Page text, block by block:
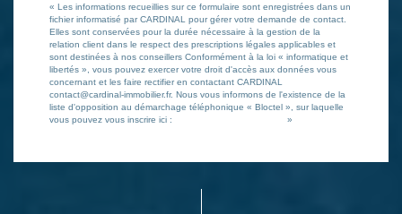
« Les informations recueillies sur ce formulaire sont enregistrées dans un
fichier informatisé par CARDINAL pour gérer votre demande de contact.
Elles sont conservées pour la durée nécessaire à la gestion de la
relation client dans le respect des prescriptions légales applicables et
sont destinées à nos conseillers Conformément à la loi « informatique et
libertés », vous pouvez exercer votre droit d'accès aux données vous
concernant et les faire rectifier en contactant CARDINAL
contact@cardinal-immobilier.fr. Nous vous informons de l'existence de la
liste d'opposition au démarchage téléphonique « Bloctel », sur laquelle
vous pouvez vous inscrire ici :
»